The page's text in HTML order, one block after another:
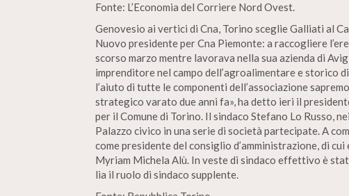
Fonte: L’Economia del Corriere Nord Ovest.
Genovesio ai vertici di Cna, Torino sceglie Galliati al
Nuovo presidente per Cna Piemonte: a raccogliere
scorso marzo mentre lavorava nella sua azienda di
imprenditore nel campo dell’agroalimentare e storico
l’aiuto di tutte le componenti dell’associazione
strategico varato due anni fa», ha detto ieri il
per il Comune di Torino. Il sindaco Stefano Lo Russo,
Palazzo civico in una serie di società partecipate. A
come presidente del consiglio d’amministrazione, di
Myriam Michela Alù. In veste di sindaco effettivo è
lia il ruolo di sindaco supplente.